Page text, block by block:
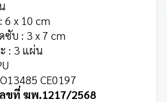
6 x 10 cm
บ : 3 x 7 cm
: 3 แผ่น
CE0197
ขที่ ฆพ.1217/2568